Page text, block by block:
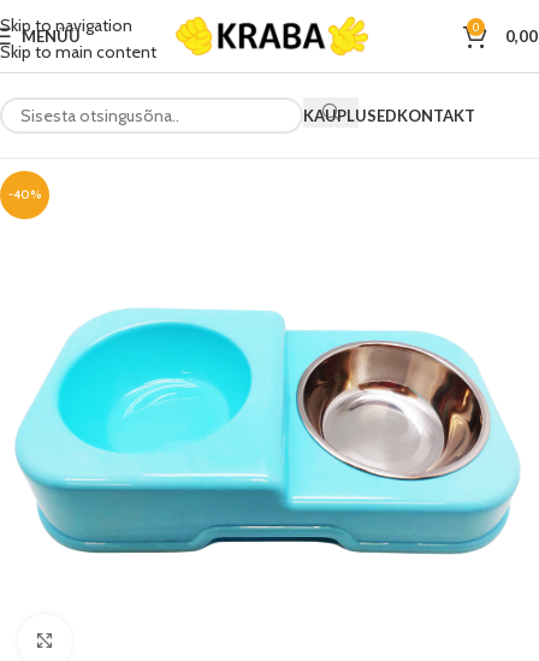
Skip to navigation
Skip to main content
MENÜÜ 0
KAUPLUSEDKONTAKT
-40%